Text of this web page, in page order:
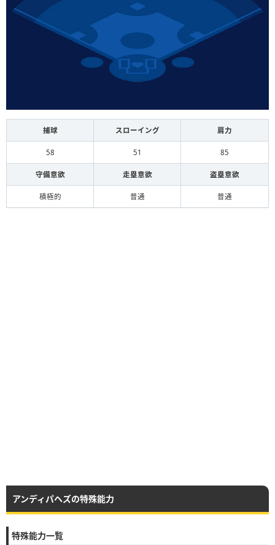
捕球 スローイング 肩力
58 51 85
守備意欲 走塁意欲 盗塁意欲
積極的 普通 普通
アンディパヘズの特殊能力
特殊能力一覧